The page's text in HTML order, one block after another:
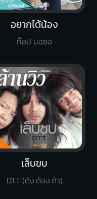
อยากได้น้อง
ท๊อป มอซอ
เล็บขบ
DTT (ด้ง.ต้อง.ต้า)